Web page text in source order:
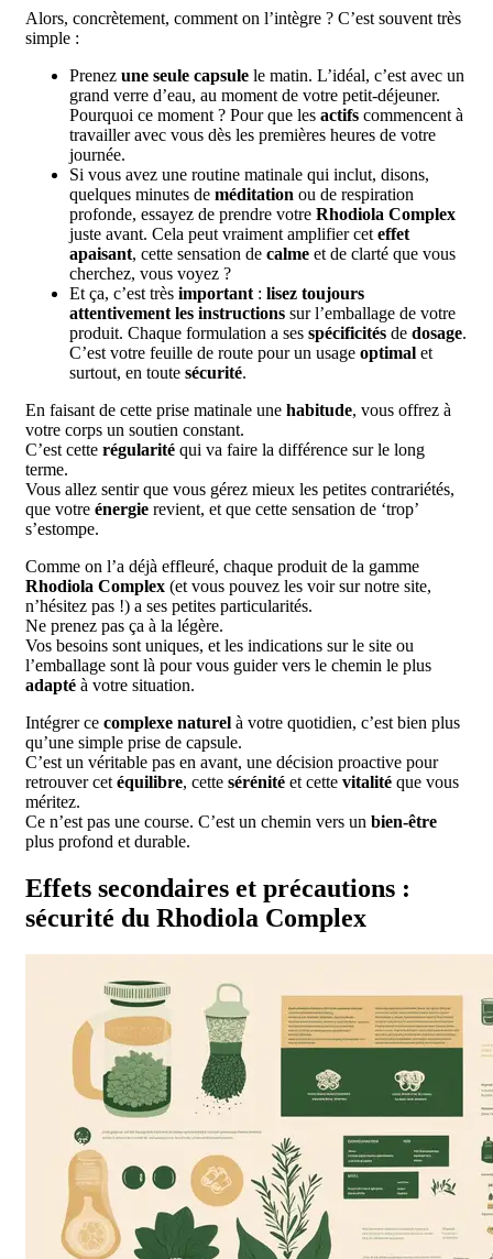
Alors, concrètement, comment on l’intègre ? C’est souvent très
simple :
Prenez une seule capsule le matin. L’idéal, c’est avec un
grand verre d’eau, au moment de votre petit-déjeuner.
Pourquoi ce moment ? Pour que les actifs commencent à
travailler avec vous dès les premières heures de votre
journée.
Si vous avez une routine matinale qui inclut, disons,
quelques minutes de méditation ou de respiration
profonde, essayez de prendre votre Rhodiola Complex
juste avant. Cela peut vraiment amplifier cet effet
apaisant, cette sensation de calme et de clarté que vous
cherchez, vous voyez ?
Et ça, c’est très important : lisez toujours
attentivement les instructions sur l’emballage de votre
produit. Chaque formulation a ses spécificités de dosage.
C’est votre feuille de route pour un usage optimal et
surtout, en toute sécurité.
En faisant de cette prise matinale une habitude, vous offrez à
votre corps un soutien constant.
C’est cette régularité qui va faire la différence sur le long
terme.
Vous allez sentir que vous gérez mieux les petites contrariétés,
que votre énergie revient, et que cette sensation de ‘trop’
s’estompe.
Comme on l’a déjà effleuré, chaque produit de la gamme
Rhodiola Complex (et vous pouvez les voir sur notre site,
n’hésitez pas !) a ses petites particularités.
Ne prenez pas ça à la légère.
Vos besoins sont uniques, et les indications sur le site ou
l’emballage sont là pour vous guider vers le chemin le plus
adapté à votre situation.
Intégrer ce complexe naturel à votre quotidien, c’est bien plus
qu’une simple prise de capsule.
C’est un véritable pas en avant, une décision proactive pour
retrouver cet équilibre, cette sérénité et cette vitalité que vous
méritez.
Ce n’est pas une course. C’est un chemin vers un bien-être
plus profond et durable.
Effets secondaires et précautions :
sécurité du Rhodiola Complex